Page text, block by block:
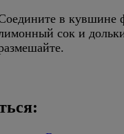
в кувшине
сок и